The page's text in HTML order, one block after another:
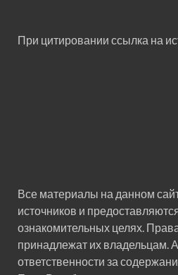
При цитировании ссылка на
Все материалы на данном
источников и
ознакомительных целях.
принадлежат их владельцам.
ответственности за